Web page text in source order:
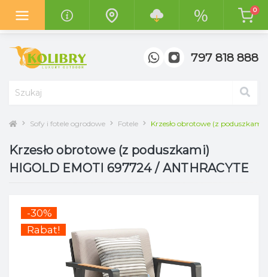
Z radością informujemy o otwarciunowego salonu "Kolibry
Garden"
w centrum handlowym "Top Meble" w Poznaniu.
0
797 818 888
Sofy i fotele ogrodowe Fotele Krzesło obrotowe (z
Krzesło obrotowe (z poduszkami)
HIGOLD EMOTI 697724 / ANTHRACYTE
-30%
Rabat!